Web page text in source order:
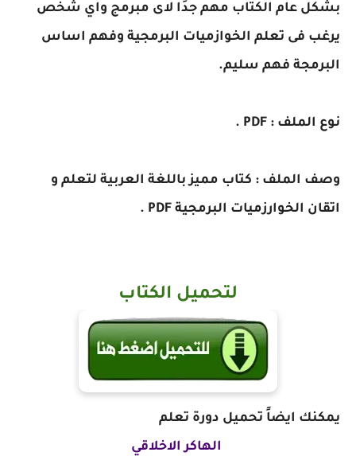
بشكل عام الكتاب مهم جدًا لاى مبرمج واي شخص
يرغب فى تعلم الخوازميات البرمجية وفهم اساس
البرمجة فهم سليم.
نوع الملف : PDF .
وصف الملف : كتاب مميز باللغة العربية لتعلم و
اتقان الخوارزميات البرمجية PDF .
لتحميل الكتاب
يمكنك ايضاً تحميل دورة تعلم
الهاكر الاخلاقي